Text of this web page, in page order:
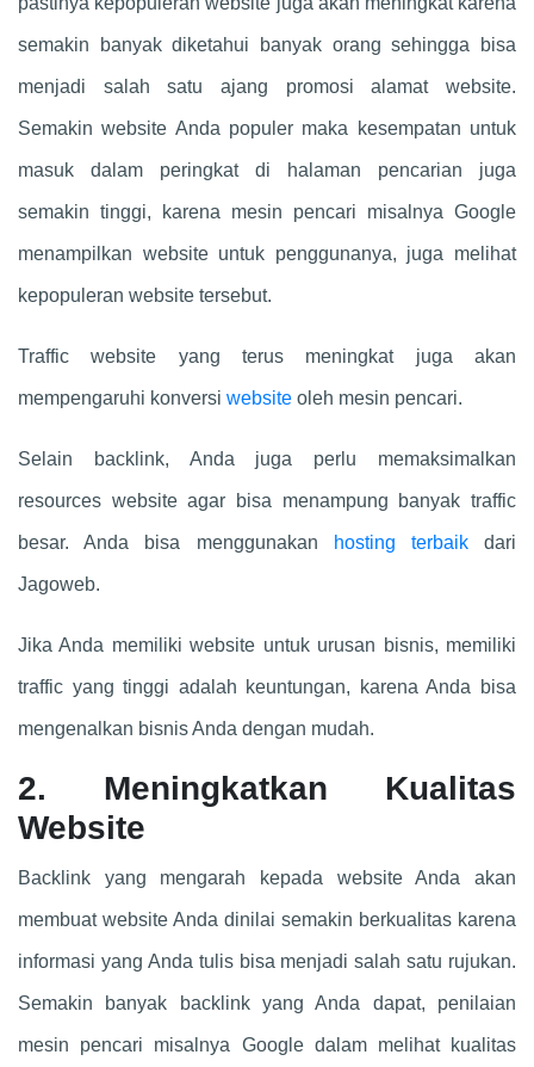
semakin banyak diketahui banyak orang sehingga bisa
menjadi salah satu ajang promosi alamat website.
Semakin website Anda populer maka kesempatan untuk
masuk dalam peringkat di halaman pencarian juga
semakin tinggi, karena mesin pencari misalnya Google
menampilkan website untuk penggunanya, juga melihat
kepopuleran website tersebut.
Traffic website yang terus meningkat juga akan
mempengaruhi konversi website oleh mesin pencari.
Selain backlink, Anda juga perlu memaksimalkan
resources website agar bisa menampung banyak traffic
besar. Anda bisa menggunakan hosting terbaik dari
Jagoweb.
Jika Anda memiliki website untuk urusan bisnis, memiliki
traffic yang tinggi adalah keuntungan, karena Anda bisa
mengenalkan bisnis Anda dengan mudah.
2. Meningkatkan Kualitas
Website
Backlink yang mengarah kepada website Anda akan
membuat website Anda dinilai semakin berkualitas karena
informasi yang Anda tulis bisa menjadi salah satu rujukan.
Semakin banyak backlink yang Anda dapat, penilaian
mesin pencari misalnya Google dalam melihat kualitas